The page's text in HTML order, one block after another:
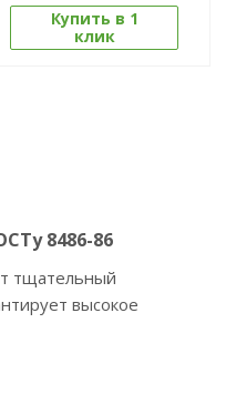
Купить в 1
клик
8486-86
тщательный
высокое